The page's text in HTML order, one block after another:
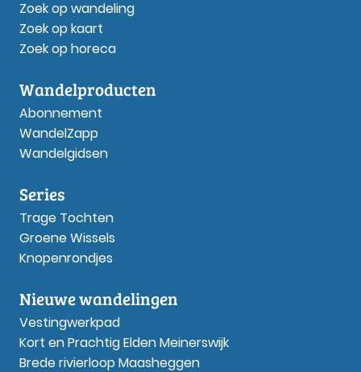
Zoek op wandeling
Zoek op kaart
Zoek op horeca
Wandelproducten
Abonnement
WandelZapp
Wandelgidsen
Series
Trage Tochten
Groene Wissels
Knopenrondjes
Nieuwe wandelingen
Vestingwerkpad
Kort en Prachtig Elden Meinerswijk
Brede rivierloop Maasheggen